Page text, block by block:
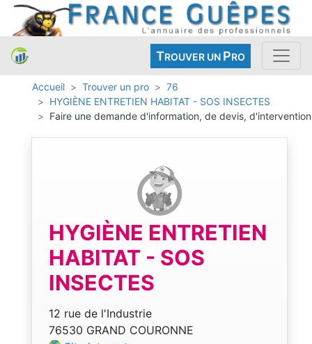
TROUVER UN PRO
Accueil Trouver un pro
76
HYGIÈNE ENTRETIEN HABITAT - SOS INSECTES
Faire une demande d'information, de devis, d'intervention
HYGIÈNE ENTRETIEN
HABITAT - SOS
INSECTES
12 rue de l'Industrie
76530 GRAND COURONNE